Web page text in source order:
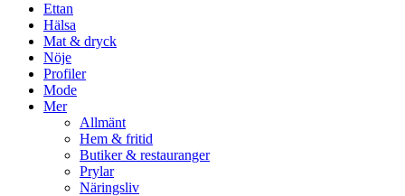
Ettan
Hälsa
Mat & dryck
Nöje
Profiler
Mode
Mer
Allmänt
Hem & fritid
Butiker & restauranger
Prylar
Näringsliv